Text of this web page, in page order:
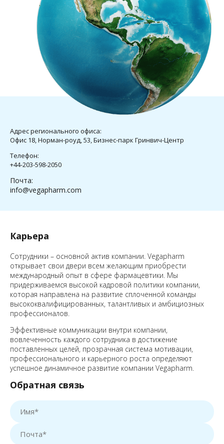
Адрес регионального офиса:
Офис 18, Норман-роуд, 53, Бизнес-парк Гринвич-Центр
Телефон:
+44-203-598-2050
Почта:
info@vegapharm.com
Карьера
Сотрудники – основной актив компании. Vegapharm
открывает свои двери всем желающим приобрести
международный опыт в сфере фармацевтики. Мы
придерживаемся высокой кадровой политики компании,
которая направлена на развитие сплоченной команды
высококвалифицированных, талантливых и амбициозных
профессионалов.
Эффективные коммуникации внутри компании,
вовлеченность каждого сотрудника в достижение
поставленных целей, прозрачная система мотивации,
профессионального и карьерного роста определяют
успешное динамичное развитие компании Vegapharm.
Обратная связь